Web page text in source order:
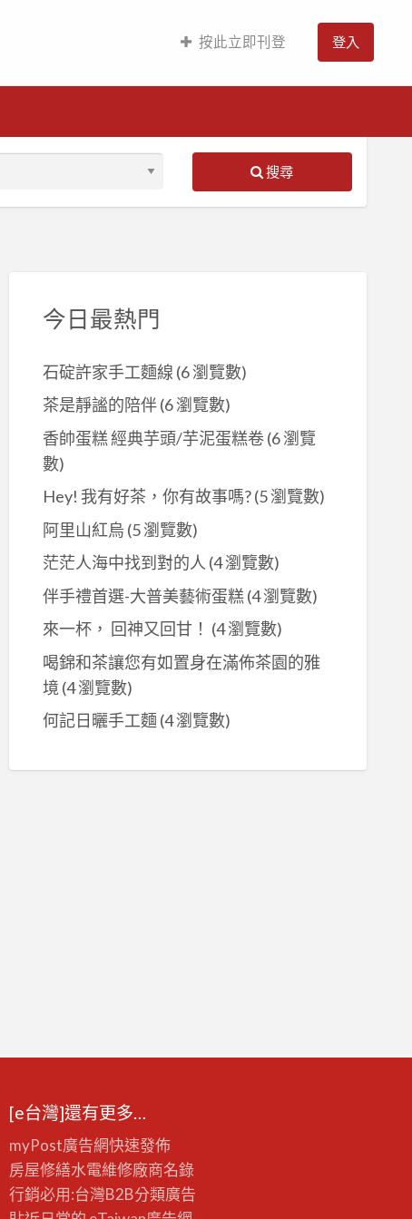
按此立即刊登 登入
搜尋
今日最熱門
石碇許家手工麵線 (6 瀏覽數)
茶是靜謐的陪伴(6 瀏覽數)
香帥蛋糕 經典芋頭/芋泥蛋糕卷(6 瀏覽
數)
Hey! 我有好茶，你有故事嗎?(5 瀏覽數)
阿里山紅烏 (5 瀏覽數)
茫茫人海中找到對的人 (4 瀏覽數)
伴手禮首選-大普美藝術蛋糕(4 瀏覽數)
來一杯， 回神又回甘！ (4 瀏覽數)
喝錦和茶讓您有如置身在滿佈茶園的雅
境 (4 瀏覽數)
何記日曬手工麵 (4 瀏覽數)
[e台灣]還有更多…
myPost廣告網快速發佈
房屋修繕水電維修廠商名錄
行銷必用:台灣B2B分類廣告